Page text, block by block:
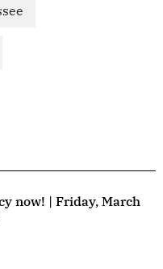
now! | Friday, March